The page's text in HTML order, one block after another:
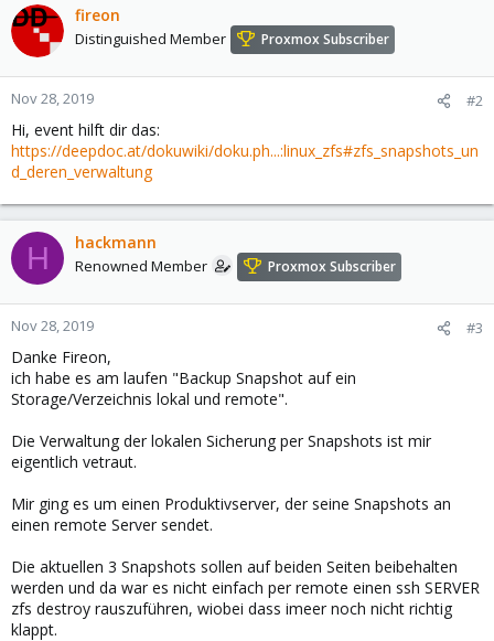
fireon
Distinguished Member Proxmox Subscriber
Nov 28, 2019 #2
Hi, event hilft dir das:
https://deepdoc.at/dokuwiki/doku.ph...:linux_zfs#zfs_snapshots_un
d_deren_verwaltung
H hackmann
Renowned Member Proxmox Subscriber
Nov 28, 2019 #3
Danke Fireon,
ich habe es am laufen "Backup Snapshot auf ein
Storage/Verzeichnis lokal und remote".
Die Verwaltung der lokalen Sicherung per Snapshots ist mir
eigentlich vetraut.
Mir ging es um einen Produktivserver, der seine Snapshots an
einen remote Server sendet.
Die aktuellen 3 Snapshots sollen auf beiden Seiten beibehalten
werden und da war es nicht einfach per remote einen ssh SERVER
zfs destroy rauszuführen, wiobei dass imeer noch nicht richtig
klappt.